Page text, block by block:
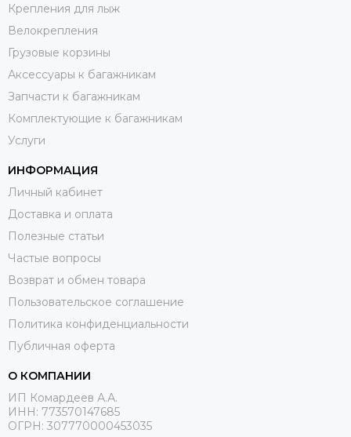
Крепления для лыж
Велокрепления
Грузовые корзины
Аксессуары к багажникам
Запчасти к багажникам
Комплектующие к багажникам
Услуги
ИНФОРМАЦИЯ
Личный кабинет
Доставка и оплата
Полезные статьи
Частые вопросы
Возврат и обмен товара
Пользовательское соглашение
Политика конфиденциальности
Публичная оферта
О КОМПАНИИ
ИП Комардеев А.А.
ИНН: 773570147685
ОГРН: 307770000453035